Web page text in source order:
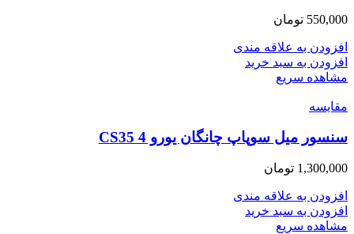
550,000 تومان
افزودن به علاقه مندی
افزودن به سبد خرید
مشاهده سریع
مقایسه
سنسور میل سوپاپ چانگان یورو 4 CS35
1,300,000 تومان
افزودن به علاقه مندی
افزودن به سبد خرید
مشاهده سریع